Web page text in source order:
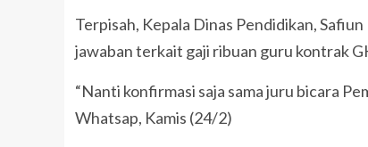
Terpisah, Kepala Dinas Pendidikan,
jawaban terkait gaji ribuan guru kontrak
“Nanti konfirmasi saja sama juru bicara
Whatsap, Kamis (24/2)